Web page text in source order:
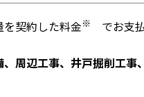
契約した料金※ でお支
周辺工事、井戸掘削工事